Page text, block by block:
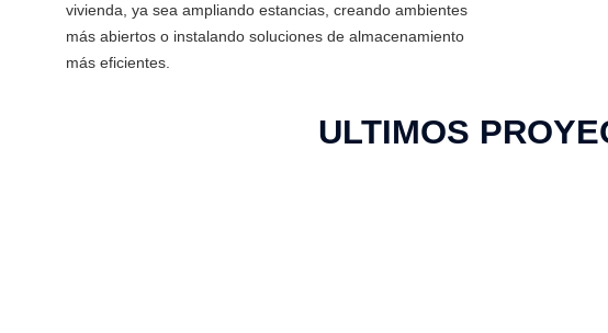
vivienda, ya sea ampliando estancias, creando ambientes
más abiertos o instalando soluciones de almacenamiento
más eficientes.
ULTIMOS